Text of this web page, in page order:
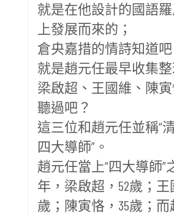
就是在他設計的國語
上發展而來的；
倉央嘉措的情詩知道吧
就是趙元任最早收集整
梁啟超、王國維、陳
聽過吧？
這三位和趙元任並稱“
四大導師”。
趙元任當上“四大導師”
年，梁啟超，52歲；王
歲；陳寅恪，35歲；